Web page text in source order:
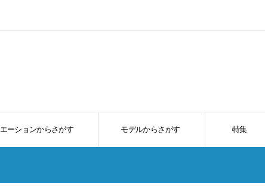
ーションからさがす モデルからさがす 特集